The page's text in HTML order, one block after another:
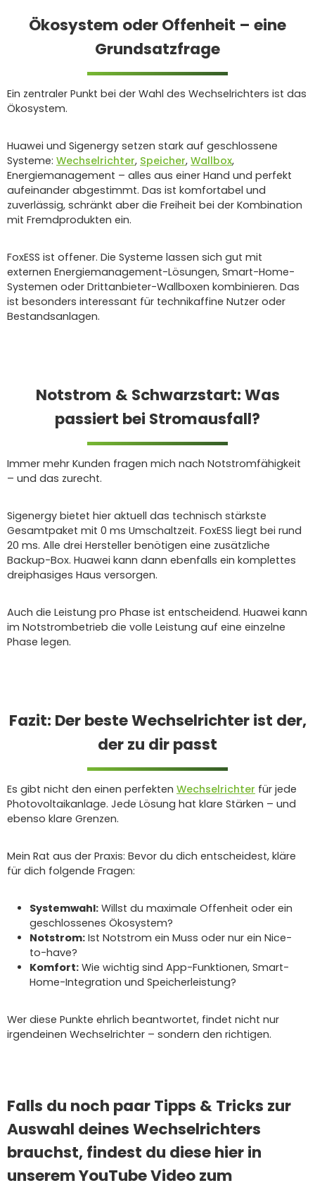
Ökosystem oder Offenheit – eine
Grundsatzfrage
Ein zentraler Punkt bei der Wahl des Wechselrichters ist das
Ökosystem.
Huawei und Sigenergy setzen stark auf geschlossene
Systeme: Wechselrichter, Speicher, Wallbox,
Energiemanagement – alles aus einer Hand und perfekt
aufeinander abgestimmt. Das ist komfortabel und
zuverlässig, schränkt aber die Freiheit bei der Kombination
mit Fremdprodukten ein.
FoxESS ist offener. Die Systeme lassen sich gut mit
externen Energiemanagement-Lösungen, Smart-Home-
Systemen oder Drittanbieter-Wallboxen kombinieren. Das
ist besonders interessant für technikaffine Nutzer oder
Bestandsanlagen.
Notstrom & Schwarzstart: Was
passiert bei Stromausfall?
Immer mehr Kunden fragen mich nach Notstromfähigkeit
– und das zurecht.
Sigenergy bietet hier aktuell das technisch stärkste
Gesamtpaket mit 0 ms Umschaltzeit. FoxESS liegt bei rund
20 ms. Alle drei Hersteller benötigen eine zusätzliche
Backup-Box. Huawei kann dann ebenfalls ein komplettes
dreiphasiges Haus versorgen.
Auch die Leistung pro Phase ist entscheidend. Huawei kann
im Notstrombetrieb die volle Leistung auf eine einzelne
Phase legen.
Fazit: Der beste Wechselrichter ist der,
der zu dir passt
Es gibt nicht den einen perfekten Wechselrichter für jede
Photovoltaikanlage. Jede Lösung hat klare Stärken – und
ebenso klare Grenzen.
Mein Rat aus der Praxis: Bevor du dich entscheidest, kläre
für dich folgende Fragen:
Systemwahl: Willst du maximale Offenheit oder ein
geschlossenes Ökosystem?
Notstrom: Ist Notstrom ein Muss oder nur ein Nice-
to-have?
Komfort: Wie wichtig sind App-Funktionen, Smart-
Home-Integration und Speicherleistung?
Wer diese Punkte ehrlich beantwortet, findet nicht nur
irgendeinen Wechselrichter – sondern den richtigen.
Falls du noch paar Tipps & Tricks zur
Auswahl deines Wechselrichters
brauchst, findest du diese hier in
unserem YouTube Video zum